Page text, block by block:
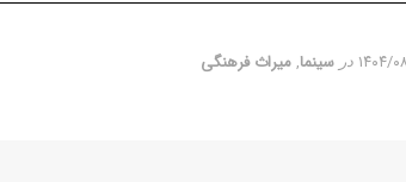
۰۸/۱۲ در سینما,میراث فرهنگی